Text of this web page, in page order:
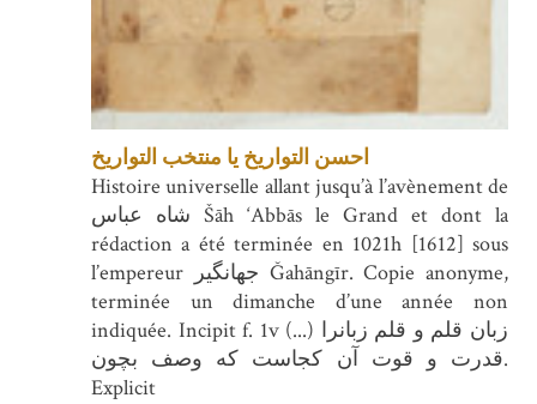
احسن التواریخ یا منتخب التواریخ
Histoire universelle allant jusqu’à l’avènement de
شاه عباس Šāh ‘Abbās le Grand et dont la
rédaction a été terminée en 1021h [1612] sous
l’empereur جهانگیر Ğahāngīr. Copie anonyme,
terminée un dimanche d’une année non
indiquée. Incipit f. 1v (...) زبان قلم و قلم زبانرا
قدرت و قوت آن كجاست كه وصف بچون.
Explicit